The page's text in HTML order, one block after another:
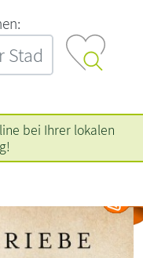
bei Ihrer lokalen